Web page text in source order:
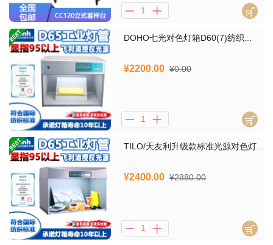
DOHO七光对色灯箱D60(7)纺织...
¥2200.00 ¥0.00
TILO/天友利升级款标准光源对色灯...
¥2400.00 ¥2880.00